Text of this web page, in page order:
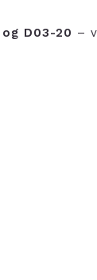
D03-20 –